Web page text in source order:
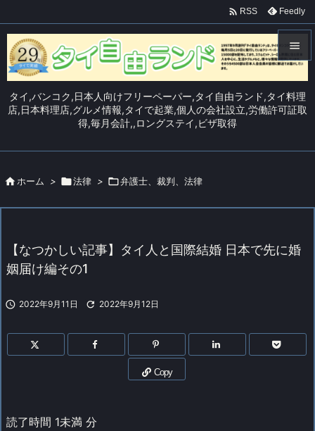
タイ,バンコク,日本人向けフリーペーパー,タイ自由ランド,タイ料理
店,日本料理店,グルメ情報,タイで起業,個人の会社設立,労働許可証取
得,毎月会計,,ロングステイ,ビザ取得

メニュ


 RSS Feedly
 ホーム > 法律 > 弁護士、裁判、法律
【なつかしい記事】タイ人と国際結婚 日本で先に婚
姻届け編その1
 2022年9月11日  2022年9月12日
Copy
読了時間 1未満 分